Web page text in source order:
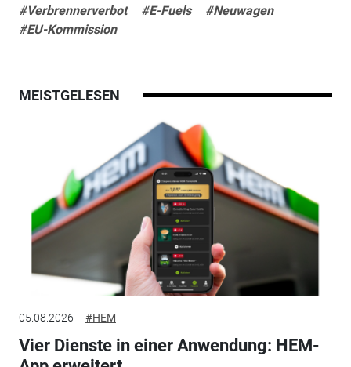
#Verbrennerverbot #E-Fuels
#Neuwagen
#EU-Kommission
MEISTGELESEN
05.08.2026 #HEM
Vier Dienste in einer Anwendung: HEM-